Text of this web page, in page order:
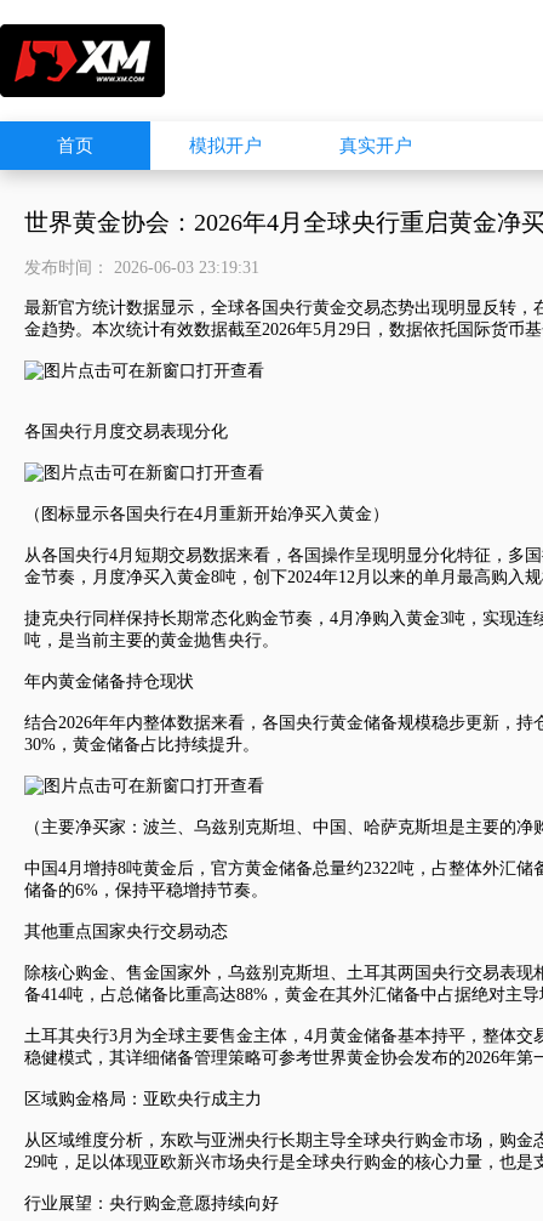
首页 模拟开户 真实开户
世界黄金协会：2026年4月全球央行重启黄金净
发布时间： 2026-06-03 23:19:31
最新官方统计数据显示，全球各国央行黄金交易态势出现明显反转
金趋势。本次统计有效数据截至2026年5月29日，数据依托国际货币
各国央行月度交易表现分化
（图标显示各国央行在4月重新开始净买入黄金）
从各国央行4月短期交易数据来看，各国操作呈现明显分化特征，多
金节奏，月度净买入黄金8吨，创下2024年12月以来的单月最高购入
捷克央行同样保持长期常态化购金节奏，4月净购入黄金3吨，实现
吨，是当前主要的黄金抛售央行。
年内黄金储备持仓现状
结合2026年年内整体数据来看，各国央行黄金储备规模稳步更新，
30%，黄金储备占比持续提升。
（主要净买家：波兰、乌兹别克斯坦、中国、哈萨克斯坦是主要的
中国4月增持8吨黄金后，官方黄金储备总量约2322吨，占整体外汇
储备的6%，保持平稳增持节奏。
其他重点国家央行交易动态
除核心购金、售金国家外，乌兹别克斯坦、土耳其两国央行交易表
备414吨，占总储备比重高达88%，黄金在其外汇储备中占据绝对主
土耳其央行3月为全球主要售金主体，4月黄金储备基本持平，整体
稳健模式，其详细储备管理策略可参考世界黄金协会发布的2026年第
区域购金格局：亚欧央行成主力
从区域维度分析，东欧与亚洲央行长期主导全球央行购金市场，购
29吨，足以体现亚欧新兴市场央行是全球央行购金的核心力量，也
行业展望：央行购金意愿持续向好